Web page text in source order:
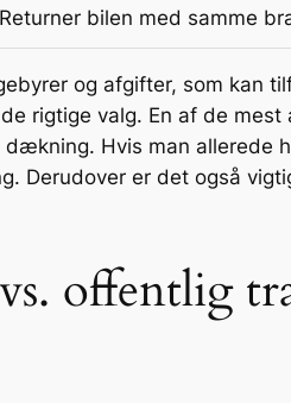
Returner bilen med samme
og afgifter, som kan
rigtige valg. En af de
Hvis man
Derudover er det også
offentlig